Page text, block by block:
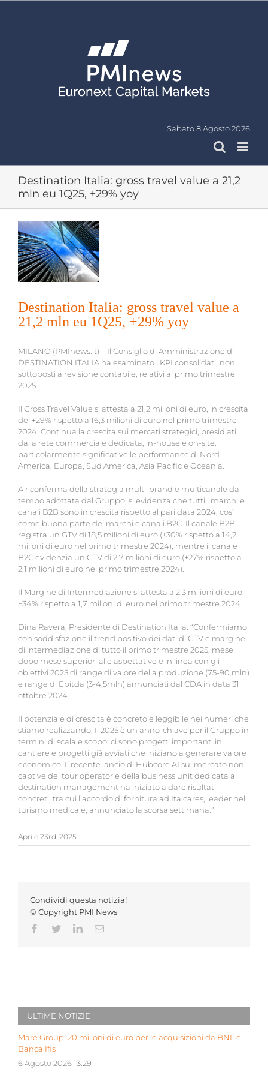
Sabato 8 Agosto 2026
Destination Italia: gross travel value a 21,2
mln eu 1Q25, +29% yoy
Ingrandisci
immagine
Destination Italia: gross travel value a
21,2 mln eu 1Q25, +29% yoy
MILANO (PMInews.it) – Il Consiglio di Amministrazione di
DESTINATION ITALIA ha esaminato i KPI consolidati, non
sottoposti a revisione contabile, relativi al primo trimestre
2025.
Il Gross Travel Value si attesta a 21,2 milioni di euro, in crescita
del +29% rispetto a 16,3 milioni di euro nel primo trimestre
2024. Continua la crescita sui mercati strategici, presidiati
dalla rete commerciale dedicata, in-house e on-site:
particolarmente significative le performance di Nord
America, Europa, Sud America, Asia Pacific e Oceania.
A riconferma della strategia multi-brand e multicanale da
tempo adottata dal Gruppo, si evidenza che tutti i marchi e
canali B2B sono in crescita rispetto al pari data 2024, così
come buona parte dei marchi e canali B2C. Il canale B2B
registra un GTV di 18,5 milioni di euro (+30% rispetto a 14,2
milioni di euro nel primo trimestre 2024), mentre il canale
B2C evidenzia un GTV di 2,7 milioni di euro (+27% rispetto a
2,1 milioni di euro nel primo trimestre 2024).
Il Margine di Intermediazione si attesta a 2,3 milioni di euro,
+34% rispetto a 1,7 milioni di euro nel primo trimestre 2024.
Dina Ravera, Presidente di Destination Italia: “Confermiamo
con soddisfazione il trend positivo dei dati di GTV e margine
di intermediazione di tutto il primo trimestre 2025, mese
dopo mese superiori alle aspettative e in linea con gli
obiettivi 2025 di range di valore della produzione (75-90 mln)
e range di Ebitda (3-4,5mln) annunciati dal CDA in data 31
ottobre 2024.
Il potenziale di crescita è concreto e leggibile nei numeri che
stiamo realizzando. Il 2025 è un anno-chiave per il Gruppo in
termini di scala e scopo: ci sono progetti importanti in
cantiere e progetti già avviati che iniziano a generare valore
economico. Il recente lancio di Hubcore.AI sul mercato non-
captive dei tour operator e della business unit dedicata al
destination management ha iniziato a dare risultati
concreti, tra cui l’accordo di fornitura ad Italcares, leader nel
turismo medicale, annunciato la scorsa settimana.”
Aprile 23rd, 2025
Condividi questa notizia!
© Copyright PMI News
Facebook
TwitterLinkedInEmail
ULTIME NOTIZIE
Mare Group: 20 milioni di euro per le acquisizioni da BNL e
Banca Ifis
6 Agosto 2026 13:29